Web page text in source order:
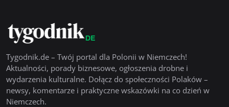
Tygodnik.de – Twój portal dla Polonii w Niemczech!
Aktualności, porady biznesowe, ogłoszenia drobne i
wydarzenia kulturalne. Dołącz do społeczności Polaków –
newsy, komentarze i praktyczne wskazówki na co dzień w
Niemczech.